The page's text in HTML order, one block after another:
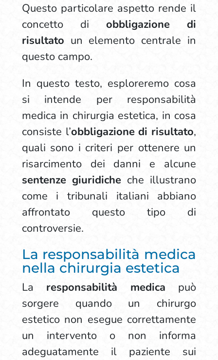
Questo particolare aspetto rende il
concetto diobbligazione di
risultato un elemento centrale in
questo campo.
In questo testo, esploreremo cosa
si intende per responsabilità
medica in chirurgia estetica, in cosa
consiste l’obbligazione di risultato,
quali sono i criteri per ottenere un
risarcimento dei danni e alcune
sentenze giuridicheche illustrano
come i tribunali italiani abbiano
affrontato questo tipo di
controversie.
La responsabilità medica
nella chirurgia estetica
La responsabilità medica può
sorgere quando un chirurgo
estetico non esegue correttamente
un intervento o non informa
adeguatamente il paziente sui